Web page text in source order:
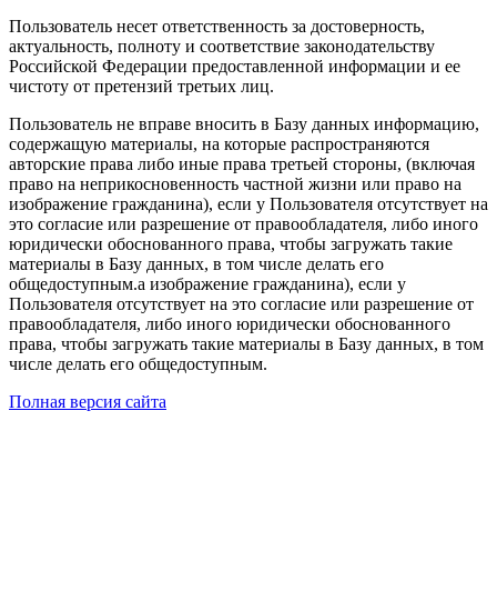
Пользователь несет ответственность за достоверность,
актуальность, полноту и соответствие законодательству
Российской Федерации предоставленной информации и ее
чистоту от претензий третьих лиц.
Пользователь не вправе вносить в Базу данных информацию,
содержащую материалы, на которые распространяются
авторские права либо иные права третьей стороны, (включая
право на неприкосновенность частной жизни или право на
изображение гражданина), если у Пользователя отсутствует на
это согласие или разрешение от правообладателя, либо иного
юридически обоснованного права, чтобы загружать такие
материалы в Базу данных, в том числе делать его
общедоступным.а изображение гражданина), если у
Пользователя отсутствует на это согласие или разрешение от
правообладателя, либо иного юридически обоснованного
права, чтобы загружать такие материалы в Базу данных, в том
числе делать его общедоступным.
Полная версия сайта